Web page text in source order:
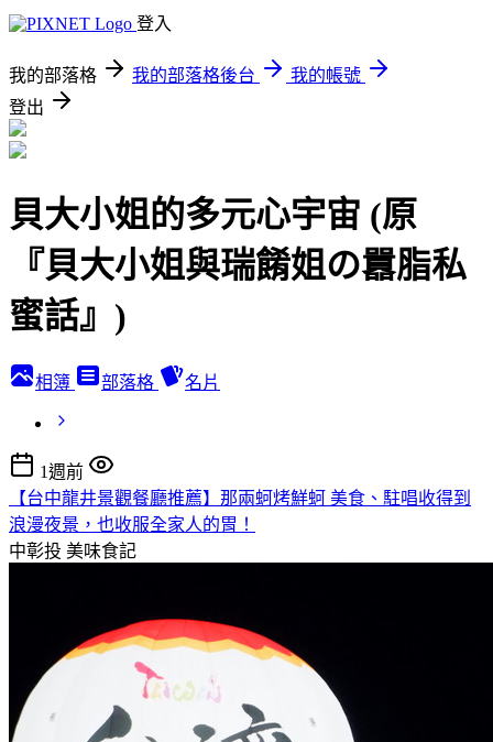
登入
我的部落格 我的部落格後台
我的帳號
登出
貝大小姐的多元心宇宙 (原
『貝大小姐與瑞餚姐の囂脂私
蜜話』)
相簿 部落格 名片
1週前
【台中龍井景觀餐廳推薦】那兩蚵烤鮮蚵 美食、駐唱收得到
浪漫夜景，也收服全家人的胃！
中彰投 美味食記